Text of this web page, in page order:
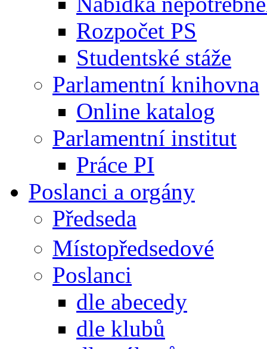
Rozpočet PS
Studentské stáže
Parlamentní knihovna
Online katalog
Parlamentní institut
Práce PI
Poslanci a orgány
Předseda
Místopředsedové
Poslanci
dle abecedy
dle klubů